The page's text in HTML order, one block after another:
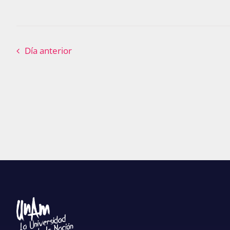
Día anterior